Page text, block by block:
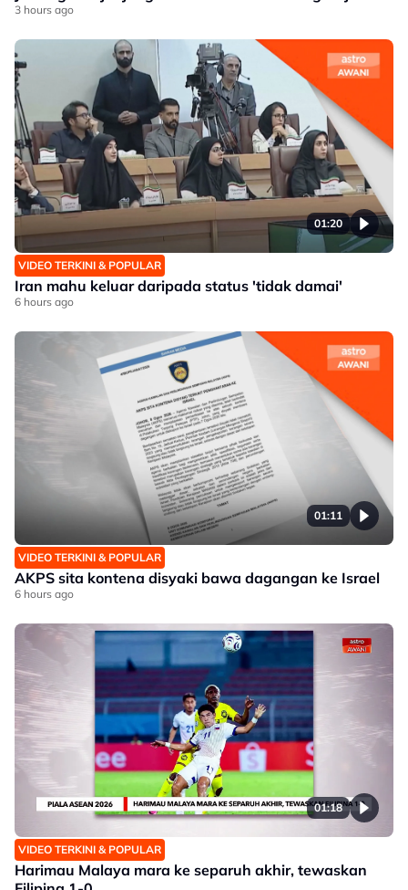
3 hours ago
01:20
VIDEO TERKINI & POPULAR
Iran mahu keluar daripada status 'tidak damai'
6 hours ago
01:11
VIDEO TERKINI & POPULAR
AKPS sita kontena disyaki bawa dagangan ke Israel
6 hours ago
01:18
VIDEO TERKINI & POPULAR
Harimau Malaya mara ke separuh akhir, tewaskan